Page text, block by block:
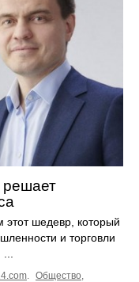
решает
этот шедевр, который
и торговли
Общество